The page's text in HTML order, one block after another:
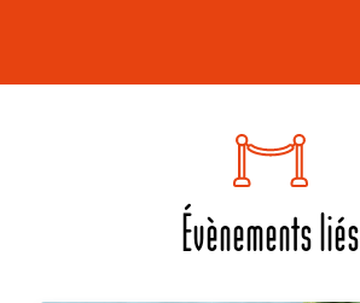
Évènements liés